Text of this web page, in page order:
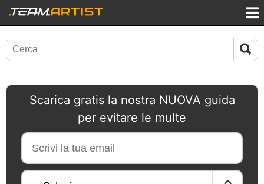
Scarica gratis la nostra NUOVA guida
per evitare le multe